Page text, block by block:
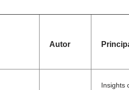
Autor
Insights